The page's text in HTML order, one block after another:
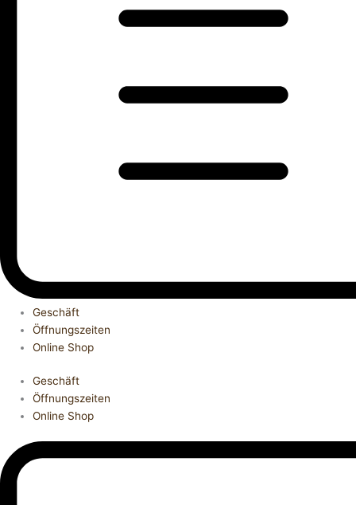
Geschäft
Öffnungszeiten
Online Shop
Geschäft
Öffnungszeiten
Online Shop